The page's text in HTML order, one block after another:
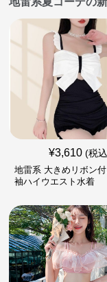
¥3,610 (税
地雷系 大きめリボン
袖ハイウエスト水着